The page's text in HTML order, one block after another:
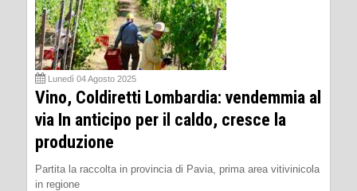
Lunedì 04 Agosto 2025
Vino, Coldiretti Lombardia: vendemmia al
via In anticipo per il caldo, cresce la
produzione
Partita la raccolta in provincia di Pavia, prima area vitivinicola
in regione